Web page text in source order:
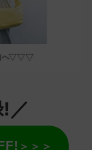
／
＞＞＞